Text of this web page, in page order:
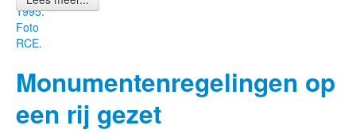
1995.
Foto
RCE.
Monumentenregelingen op
een rij gezet